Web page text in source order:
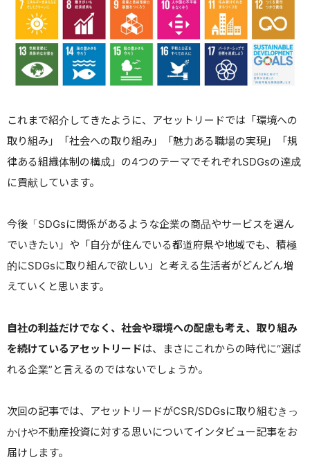
これまで紹介してきたように、アセットリードでは「環境への
取り組み」「社会への取り組み」「魅力ある職場の実現」「規
律ある組織体制の構成」の4つのテーマでそれぞれSDGsの達成
に貢献しています。
今後「SDGsに関係があるような企業の商品やサービスを選ん
でいきたい」や「自分が住んでいる都道府県や地域でも、積極
的にSDGsに取り組んで欲しい」と考える生活者がどんどん増
えていくと思います。
自社の利益だけでなく、社会や環境への配慮も考え、取り組み
を続けているアセットリードは、まさにこれからの時代に“選ば
れる企業”と言えるのではないでしょうか。
次回の記事では、アセットリードがCSR/SDGsに取り組むきっ
かけや不動産投資に対する思いについてインタビュー記事をお
届けします。